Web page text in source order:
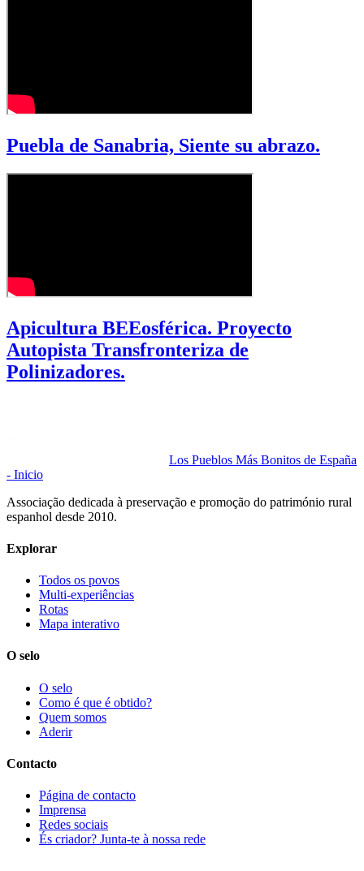
Puebla de Sanabria, Siente su abrazo.
Apicultura BEEosférica. Proyecto
Autopista Transfronteriza de
Polinizadores.
Los Pueblos Más Bonitos de España
- Inicio
Associação dedicada à preservação e promoção do património rural
espanhol desde 2010.
Explorar
Todos os povos
Multi-experiências
Rotas
Mapa interativo
O selo
O selo
Como é que é obtido?
Quem somos
Aderir
Contacto
Página de contacto
Imprensa
Redes sociais
És criador? Junta-te à nossa rede